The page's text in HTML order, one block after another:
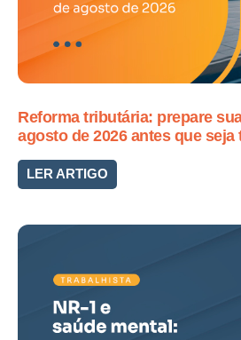
Reforma tributária: prepare
agosto de 2026 antes que seja
LER ARTIGO